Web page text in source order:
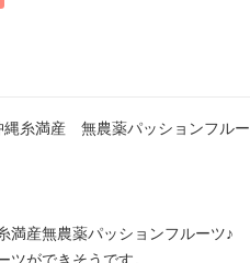
縄糸満産 無農薬パッションフルー
満産無農薬パッションフルーツ♪